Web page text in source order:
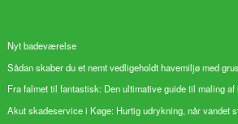
Nyt badeværelse
Sådan skaber du et nemt vedligeholdt havemiljø med grus
Fra falmet til fantastisk: Den ultimative guide til maling af
Akut skadeservice i Køge: Hurtig udrykning, når vandet